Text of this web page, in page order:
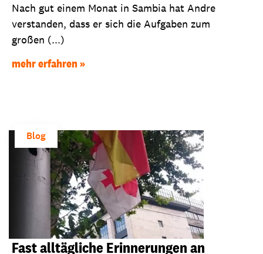
Nach gut einem Monat in Sambia hat Andre
verstanden, dass er sich die Aufgaben zum
großen (...)
mehr erfahren
Blog
Fast alltägliche Erinnerungen an